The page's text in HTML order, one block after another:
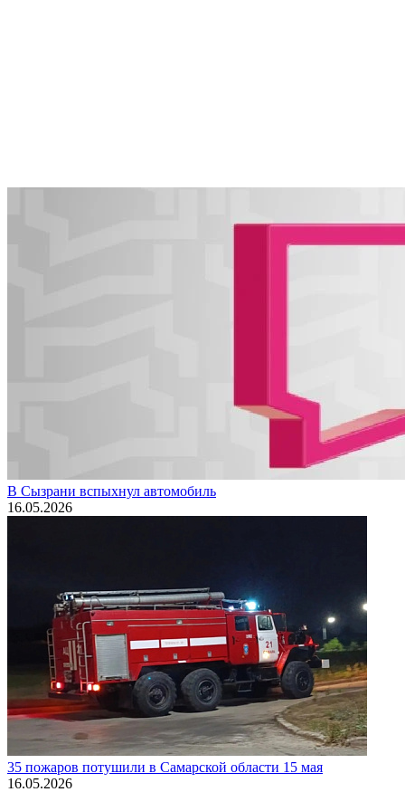
В Сызрани вспыхнул автомобиль
16.05.2026
35 пожаров потушили в Самарской области 15 мая
16.05.2026